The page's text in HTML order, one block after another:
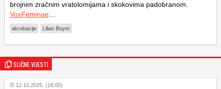
brojnim zračnim vratolomijama i skokovima padobranom.
VoxFeminae
akrobacije Lilian Boyer
SLIČNE VIJESTI
12.10.2025. (18:00)